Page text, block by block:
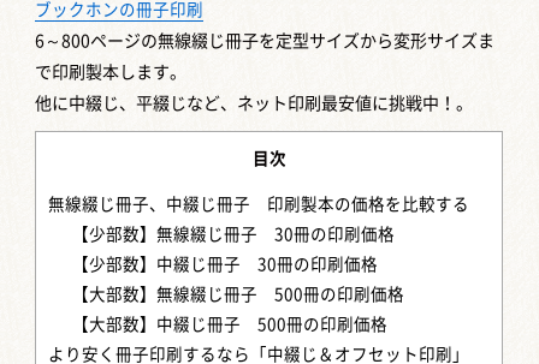
ブックホンの冊子印刷
6～800ページの無線綴じ冊子を定型サイズから変形サイズま
で印刷製本します。
他に中綴じ、平綴じなど、ネット印刷最安値に挑戦中！。
目次
無線綴じ冊子、中綴じ冊子 印刷製本の価格を比較する
【少部数】無線綴じ冊子 30冊の印刷価格
【少部数】中綴じ冊子 30冊の印刷価格
【大部数】無線綴じ冊子 500冊の印刷価格
【大部数】中綴じ冊子 500冊の印刷価格
より安く冊子印刷するなら「中綴じ＆オフセット印刷」